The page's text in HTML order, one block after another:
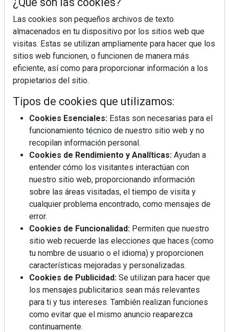
La industrialización, descarbonización y el Plan
BIM España, a debate en REBUILD
MÁS LEÍDOS
La cocina resiste, el mercado duda
MHK Ibérica potencia el crecimiento
de sus asociados con la
marca musterhaus küchen
MHK Group crece un 5,1 % en 2025
Diseño, orden y sostenibilidad marcan
la evolución del fregadero
¿Por qué la cocina ha destronado al
salón como el espacio favorito de la
casa?
Las cookies son pequeños archivos de texto
almacenados en tu dispositivo por los sitios web que
visitas. Estas se utilizan ampliamente para hacer que los
sitios web funcionen, o funcionen de manera más
eficiente, así como para proporcionar información a los
propietarios del sitio.
Tipos de cookies que utilizamos:
Cookies Esenciales: Estas son necesarias para el
funcionamiento técnico de nuestro sitio web y no
recopilan información personal.
Cookies de Rendimiento y Analíticas: Ayudan a
entender cómo los visitantes interactúan con
nuestro sitio web, proporcionando información
sobre las áreas visitadas, el tiempo de visita y
cualquier problema encontrado, como mensajes de
error.
Cookies de Funcionalidad: Permiten que nuestro
sitio web recuerde las elecciones que haces (como
tu nombre de usuario o el idioma) y proporcionen
características mejoradas y personalizadas.
Cookies de Publicidad: Se utilizan para hacer que
los mensajes publicitarios sean más relevantes
para ti y tus intereses. También realizan funciones
como evitar que el mismo anuncio reaparezca
continuamente.